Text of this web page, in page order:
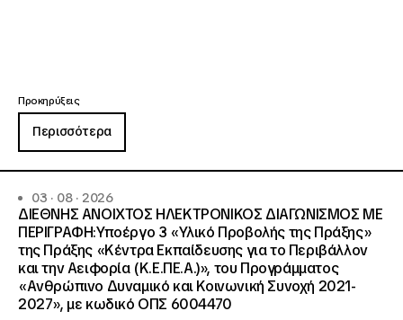
Προκηρύξεις
Περισσότερα
03 · 08 · 2026
ΔΙΕΘΝΗΣ ΑΝΟΙΧΤΟΣ ΗΛΕΚΤΡΟΝΙΚΟΣ ΔΙΑΓΩΝΙΣΜΟΣ ΜΕ
ΠΕΡΙΓΡΑΦΗ:Υποέργο 3 «Υλικό Προβολής της Πράξης»
της Πράξης «Κέντρα Εκπαίδευσης για το Περιβάλλον
και την Αειφορία (Κ.Ε.ΠΕ.Α.)», του Προγράμματος
«Ανθρώπινο Δυναμικό και Κοινωνική Συνοχή 2021-
2027», με κωδικό ΟΠΣ 6004470